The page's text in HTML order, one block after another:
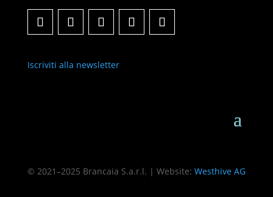
Iscriviti alla newsletter
© 2021–2025 Brancaia S.a.r.l. | Website: Westhive AG